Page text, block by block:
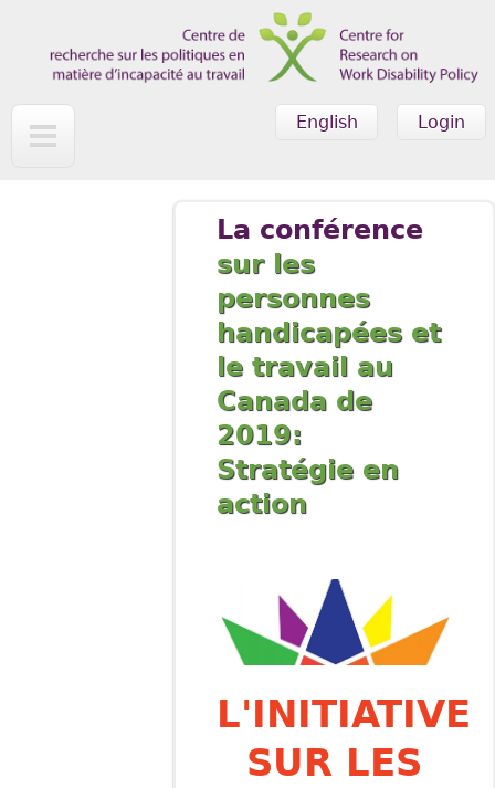
Login
English
La conférence
sur les
personnes
handicapées et
le travail au
Canada de
2019:
Stratégie en
action
L'INITIATIVE
SUR LES